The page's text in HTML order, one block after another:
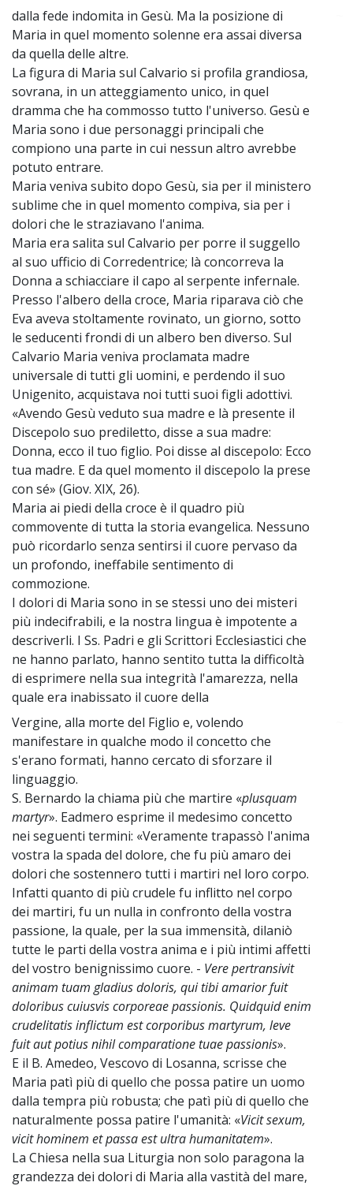
dalla fede indomita in Gesù. Ma la posizione di
Maria in quel momento solenne era assai diversa
da quella delle altre.
La figura di Maria sul Calvario si profila grandiosa,
sovrana, in un atteggiamento unico, in quel
dramma che ha commosso tutto l'universo. Gesù e
Maria sono i due personaggi principali che
compiono una parte in cui nessun altro avrebbe
potuto entrare.
Maria veniva subito dopo Gesù, sia per il ministero
sublime che in quel momento compiva, sia per i
dolori che le straziavano l'anima.
Maria era salita sul Calvario per porre il suggello
al suo ufficio di Corredentrice; là concorreva la
Donna a schiacciare il capo al serpente infernale.
Presso l'albero della croce, Maria riparava ciò che
Eva aveva stoltamente rovinato, un giorno, sotto
le seducenti frondi di un albero ben diverso. Sul
Calvario Maria veniva proclamata madre
universale di tutti gli uomini, e perdendo il suo
Unigenito, acquistava noi tutti suoi figli adottivi.
«Avendo Gesù veduto sua madre e là presente il
Discepolo suo prediletto, disse a sua madre:
Donna, ecco il tuo figlio. Poi disse al discepolo: Ecco
tua madre. E da quel momento il discepolo la prese
con sé» (Giov. XIX, 26).
Maria ai piedi della croce è il quadro più
commovente di tutta la storia evangelica. Nessuno
può ricordarlo senza sentirsi il cuore pervaso da
un profondo, ineffabile sentimento di
commozione.
I dolori di Maria sono in se stessi uno dei misteri
più indecifrabili, e la nostra lingua è impotente a
descriverli. I Ss. Padri e gli Scrittori Ecclesiastici che
ne hanno parlato, hanno sentito tutta la difficoltà
di esprimere nella sua integrità l'amarezza, nella
quale era inabissato il cuore della
Vergine, alla morte del Figlio e, volendo
manifestare in qualche modo il concetto che
s'erano formati, hanno cercato di sforzare il
linguaggio.
S. Bernardo la chiama più che martire «plusquam
martyr». Eadmero esprime il medesimo concetto
nei seguenti termini: «Veramente trapassò l'anima
vostra la spada del dolore, che fu più amaro dei
dolori che sostennero tutti i martiri nel loro corpo.
Infatti quanto di più crudele fu inflitto nel corpo
dei martiri, fu un nulla in confronto della vostra
passione, la quale, per la sua immensità, dilaniò
tutte le parti della vostra anima e i più intimi affetti
del vostro benignissimo cuore. - Vere pertransivit
animam tuam gladius doloris, qui tibi amarior fuit
doloribus cuiusvis corporeae passionis. Quidquid enim
crudelitatis inflictum est corporibus martyrum, leve
fuit aut potius nihil comparatione tuae passionis».
E il B. Amedeo, Vescovo di Losanna, scrisse che
Maria patì più di quello che possa patire un uomo
dalla tempra più robusta; che patì più di quello che
naturalmente possa patire l'umanità: «Vicit sexum,
vicit hominem et passa est ultra humanitatem».
La Chiesa nella sua Liturgia non solo paragona la
grandezza dei dolori di Maria alla vastità del mare,